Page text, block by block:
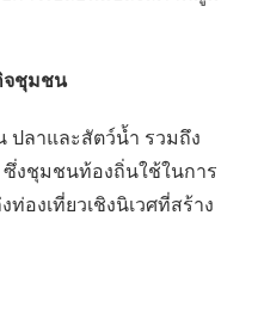
จชุมชน
ปลาและสัตว์น้ำ รวมถึง
งชุมชนท้องถิ่นใช้ในการ
องเที่ยวเชิงนิเวศที่สร้าง